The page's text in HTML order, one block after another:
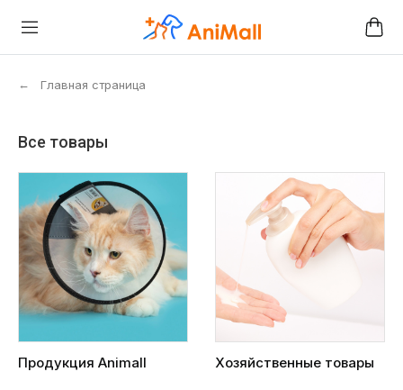
← Главная страница
Все товары
Продукция Animall Хозяйственные товары